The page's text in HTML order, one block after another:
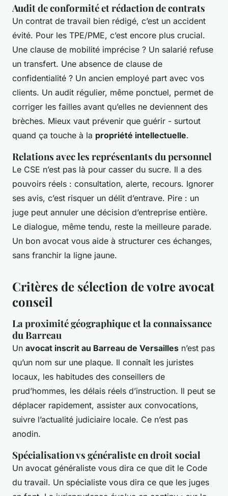
Audit de conformité et rédaction de contrats
Un contrat de travail bien rédigé, c’est un accident
évité. Pour les TPE/PME, c’est encore plus crucial.
Une clause de mobilité imprécise ? Un salarié refuse
un transfert. Une absence de clause de
confidentialité ? Un ancien employé part avec vos
clients. Un audit régulier, même ponctuel, permet de
corriger les failles avant qu’elles ne deviennent des
brèches. Mieux vaut prévenir que guérir - surtout
quand ça touche à la propriété intellectuelle.
Relations avec les représentants du personnel
Le CSE n’est pas là pour casser du sucre. Il a des
pouvoirs réels : consultation, alerte, recours. Ignorer
ses avis, c’est risquer un délit d’entrave. Pire : un
juge peut annuler une décision d’entreprise entière.
Le dialogue, même tendu, reste la meilleure parade.
Un bon avocat vous aide à structurer ces échanges,
sans franchir la ligne jaune.
Critères de sélection de votre avocat
conseil
La proximité géographique et la connaissance
du Barreau
Un avocat inscrit au Barreau de Versailles n’est pas
qu’un nom sur une plaque. Il connaît les juristes
locaux, les habitudes des conseillers de
prud’hommes, les délais réels d’instruction. Il peut se
déplacer rapidement, assister aux convocations,
suivre l’actualité judiciaire locale. Ce n’est pas
anodin.
Spécialisation vs généraliste en droit social
Un avocat généraliste vous dira ce que dit le Code
du travail. Un spécialiste vous dira ce que les juges